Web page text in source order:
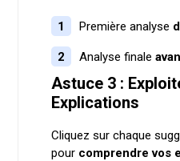
Première analyse
Analyse finale
Astuce 3 :
Explications
Cliquez sur chaque
pour comprendre vos